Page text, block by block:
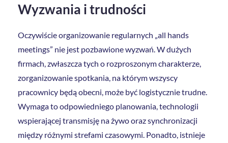
Wyzwania i trudności
Oczywiście organizowanie regularnych „all hands
meetings” nie jest pozbawione wyzwań. W dużych
firmach, zwłaszcza tych o rozproszonym charakterze,
zorganizowanie spotkania, na którym wszyscy
pracownicy będą obecni, może być logistycznie trudne.
Wymaga to odpowiedniego planowania, technologii
wspierającej transmisję na żywo oraz synchronizacji
między różnymi strefami czasowymi. Ponadto, istnieje